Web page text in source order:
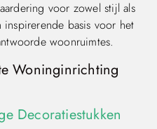
voor zowel stijl als
basis voor het
woonruimtes.
Woninginrichting
Decoratiestukken